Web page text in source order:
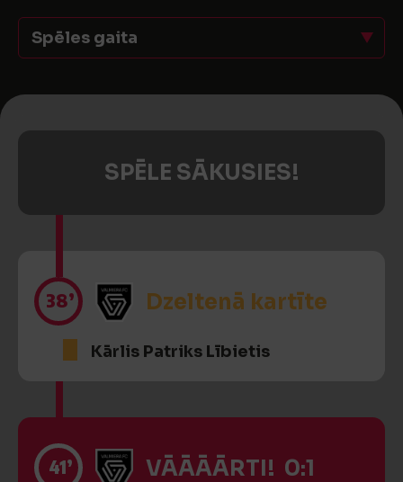
Spēles gaita
SPĒLE SĀKUSIES!
38’ Dzeltenā kartīte
Kārlis Patriks Lībietis
41’ VĀĀĀĀRTI! 0:1